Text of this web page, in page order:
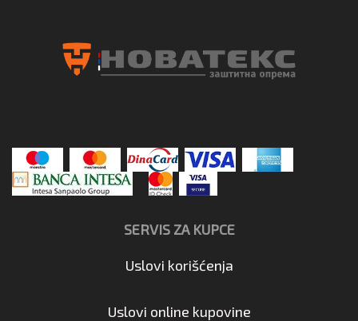
SERVIS ZA KUPCE
Uslovi korišćenja
Uslovi online kupovine